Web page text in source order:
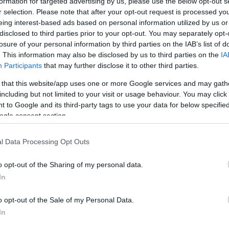
selection. Please note that after your opt-out request is processed
interest-based ads based on personal information utilized by us
to third parties prior to your opt-out. You may separately
of your personal information by third parties on the IAB’s list of
This information may also be disclosed by us to third parties on the
Participants that may further disclose it to other third parties.
that this website/app uses one or more Google services and may
but not limited to your visit or usage behaviour. You may
to Google and its third-party tags to use your data for below
consent section.
Data Processing Opt Outs
opt-out of the Sharing of my personal data.
opt-out of the Sale of my Personal Data.
“Pier Giorgio Frassati”, in collaborazione con
svolta con grande solennità presso l’Auditorium
Bambino Gesù. Ventitré giovani infermieri
di studi, segnando un importante traguardo nella
Frassati” è nata nel lontano 1960 grazie
Paoli, che hanno operato presso il Bambino Gesù
alla formazione delle Vigilatrici d’infanzia, la scuola
alla convenzione con l’Università degli Studi di
laurea in Infermieristica e Infermieristica Pediatrica,
di I Livello. L’obiettivo principale è formare
e tecnica, ma anche umanistica ed etica, che
e delle persone fragili. Da allora, la scuola ha
e 651 laureati, contribuendo in modo